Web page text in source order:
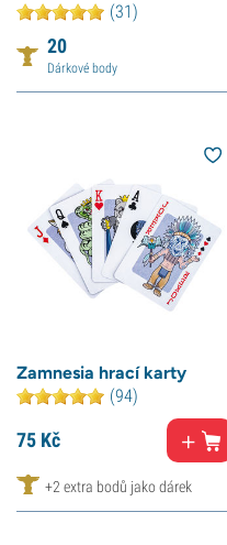
(31)
20
Dárkové body
Zamnesia hrací karty
(94)
75 Kč
+2 extra bodů jako dárek